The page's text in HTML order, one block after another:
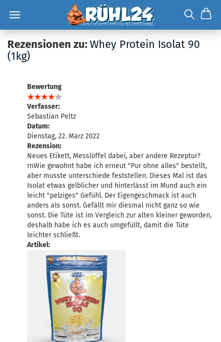
Rezensionen zu:Whey Protein Isolat 90
(1kg)
Bewertung
Verfasser:
Sebastian Peltz
Datum:
Dienstag, 22. März 2022
Rezension:
Neues Etikett, Messlöffel dabei, aber andere Rezeptur?
rnWie gewohnt habe ich erneut "Pur ohne alles" bestellt,
aber musste unterschiede feststellen. Dieses Mal ist das
Isolat etwas gelblicher und hinterlässt im Mund auch ein
leicht "pelziges" Gefühl. Der Eigengeschmack ist auch
anders als sonst. Gefällt mir diesmal nicht ganz so wie
sonst. Die Tüte ist im Vergleich zur alten kleiner geworden,
deshalb habe ich es auch umgefüllt, damit die Tüte
leichter schließt.
Artikel: